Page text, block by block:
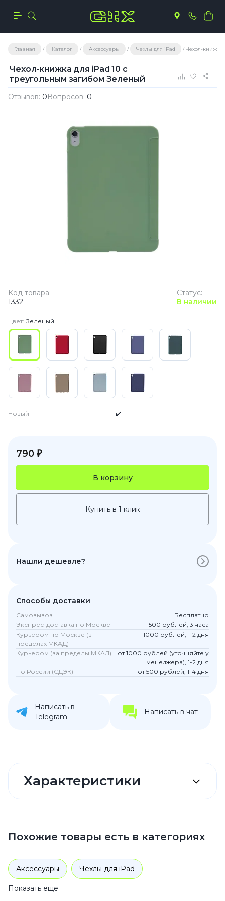
Главная Каталог Аксессуары Чехлы для iPad Чехол-книжка
Чехол-книжка для iPad 10 с
треугольным загибом Зеленый
Отзывов: 0Вопросов: 0
Статус:
В наличии
Код товара:
1332
Цвет: Зеленый
Новый ✔️
790 ₽
В корзину
Купить в 1 клик
Нашли дешевле?
Способы доставки
Самовывоз
Бесплатно
Экспрес-доставка по Москве
1500 рублей, 3 часа
Курьером по Москве (в
пределах МКАД)
1000 рублей, 1-2 дня
Курьером (за пределы МКАД)
от 1000 рублей (уточняйте у
менеджера), 1-2 дня
По России (СДЭК)
от 500 рублей, 1-4 дня
Написать в
Telegram
Написать в чат
Характеристики
Похожие товары есть в категориях
Аксессуары Чехлы для iPad
Показать еще